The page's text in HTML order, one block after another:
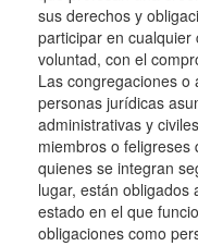
sus derechos y
participar en cualquier
voluntad, con el
Las congregaciones o
personas jurídicas
administrativas y
miembros o feligreses
quienes se integran
lugar, están obligados
estado en el que
obligaciones como